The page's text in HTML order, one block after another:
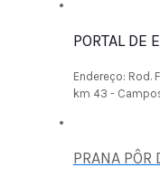
PORTAL DE
Endereço: Rod.
km 43 -
PRANA PÔR